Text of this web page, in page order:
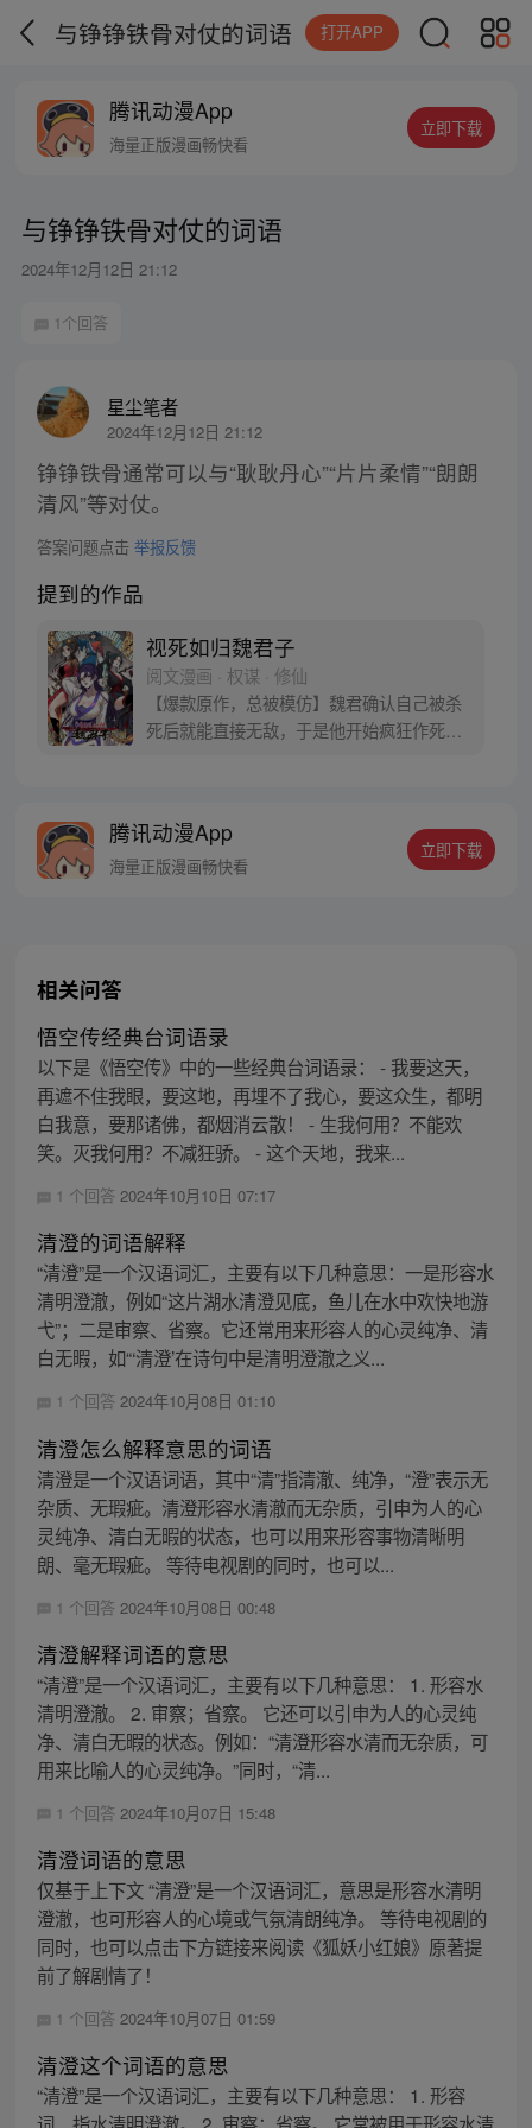
与铮铮铁骨对仗的词语 打开APP
腾讯动漫App
海量正版漫画畅快看
立即下载
与铮铮铁骨对仗的词语
2024年12月12日 21:12
1个回答
星尘笔者
2024年12月12日 21:12
铮铮铁骨通常可以与“耿耿丹心”“片片柔情”“朗朗
清风”等对仗。
答案问题点击 举报反馈
提到的作品
视死如归魏君子
阅文漫画 · 权谋 · 修仙
【爆款原作，总被模仿】魏君确认自己被杀
死后就能直接无敌，于是他开始疯狂作死。
他一世周全。 他替天煞孤星女神捕撑腰，神
捕表示这辈子只能以身相许。魏君：别闹！
腾讯动漫App
海量正版漫画畅快看
立即下载
相关问答
悟空传经典台词语录
以下是《悟空传》中的一些经典台词语录： - 我要这天，
再遮不住我眼，要这地，再埋不了我心，要这众生，都明
白我意，要那诸佛，都烟消云散！ - 生我何用？不能欢
笑。灭我何用？不减狂骄。 - 这个天地，我来...
1 个回答 2024年10月10日 07:17
清澄的词语解释
“清澄”是一个汉语词汇，主要有以下几种意思：一是形容水
清明澄澈，例如“这片湖水清澄见底，鱼儿在水中欢快地游
弋”；二是审察、省察。它还常用来形容人的心灵纯净、清
白无暇，如“‘清澄’在诗句中是清明澄澈之义...
1 个回答 2024年10月08日 01:10
清澄怎么解释意思的词语
清澄是一个汉语词语，其中“清”指清澈、纯净，“澄”表示无
杂质、无瑕疵。清澄形容水清澈而无杂质，引申为人的心
灵纯净、清白无暇的状态，也可以用来形容事物清晰明
朗、毫无瑕疵。 等待电视剧的同时，也可以...
1 个回答 2024年10月08日 00:48
清澄解释词语的意思
“清澄”是一个汉语词汇，主要有以下几种意思： 1. 形容水
清明澄澈。 2. 审察；省察。 它还可以引申为人的心灵纯
净、清白无暇的状态。例如：“清澄形容水清而无杂质，可
用来比喻人的心灵纯净。”同时，“清...
1 个回答 2024年10月07日 15:48
清澄词语的意思
仅基于上下文 “清澄”是一个汉语词汇，意思是形容水清明
澄澈，也可形容人的心境或气氛清朗纯净。 等待电视剧的
同时，也可以点击下方链接来阅读《狐妖小红娘》原著提
前了解剧情了！
1 个回答 2024年10月07日 01:59
清澄这个词语的意思
“清澄”是一个汉语词汇，主要有以下几种意思： 1. 形容